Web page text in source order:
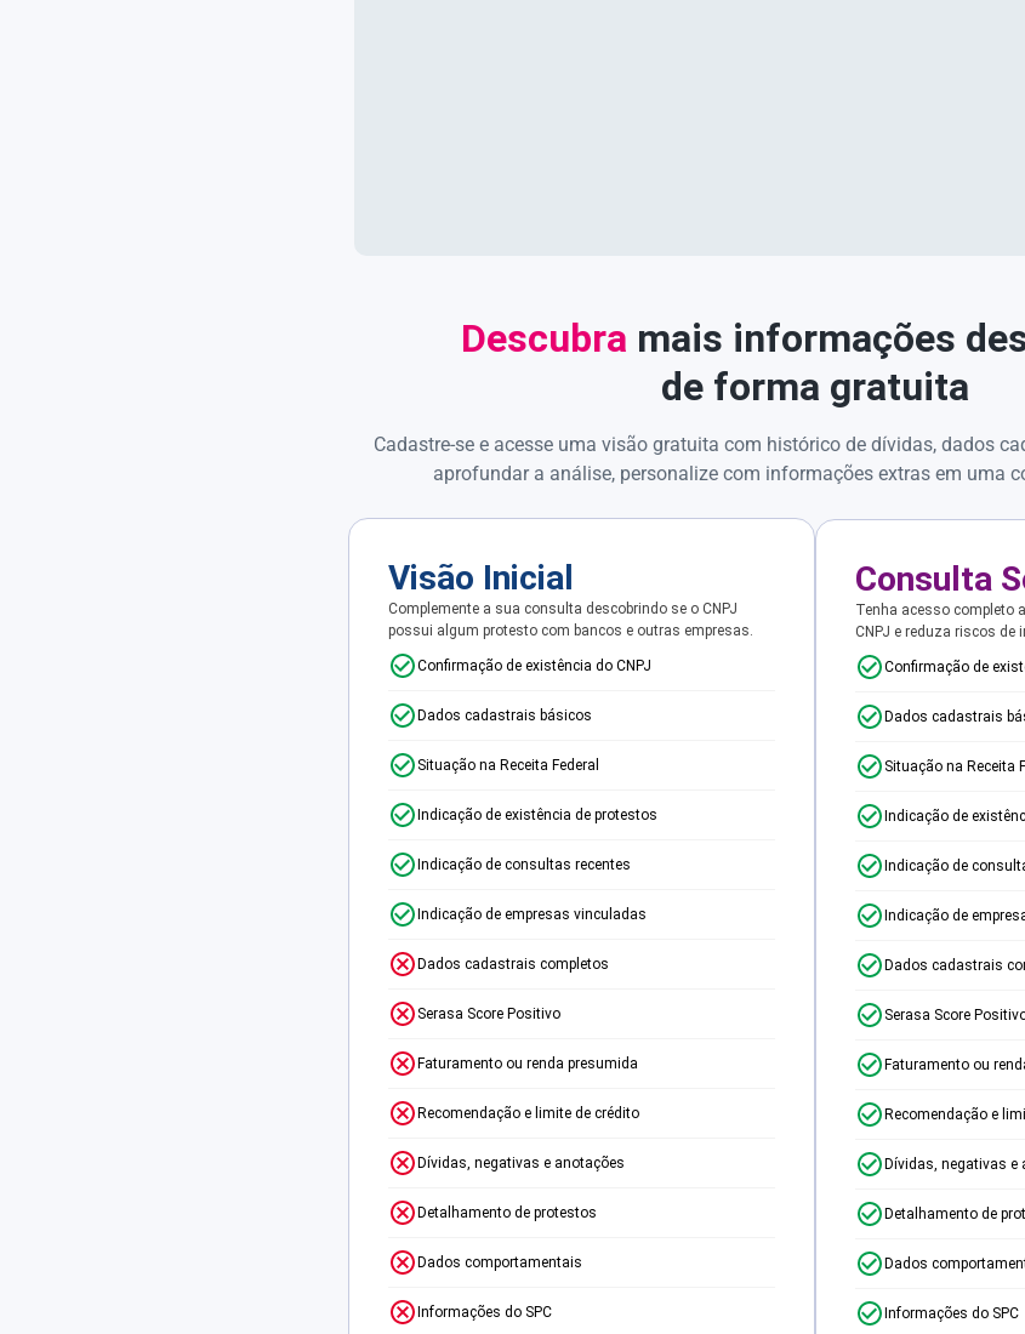
Descubra mais informações
de forma gratuita
Cadastre-se e acesse uma visão gratuita com histórico de dívidas, dados
aprofundar a análise, personalize com informações extras em uma
Visão Inicial
Complemente a sua consulta descobrindo se o CNPJ
possui algum protesto com bancos e outras empresas.
Confirmação de existência do CNPJ
Dados cadastrais básicos
Situação na Receita Federal
Indicação de existência de protestos
Indicação de consultas recentes
Indicação de empresas vinculadas
Dados cadastrais completos
Serasa Score Positivo
Faturamento ou renda presumida
Recomendação e limite de crédito
Dívidas, negativas e anotações
Detalhamento de protestos
Dados comportamentais
Informações do SPC
Consulta
Tenha acesso completo
CNPJ e reduza riscos de
Confirmação de
Dados cadastrais
Situação na Receita
Indicação de
Indicação de
Indicação de
Dados cadastrais
Serasa Score
Faturamento ou
Recomendação e
Dívidas, negativas e
Detalhamento de
Dados
Informações do SPC